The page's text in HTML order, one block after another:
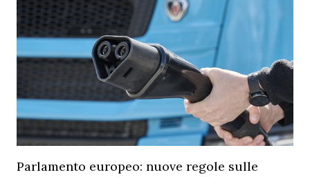
Parlamento europeo: nuove regole sulle